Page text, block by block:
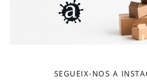
SEGUEIX-NOS A